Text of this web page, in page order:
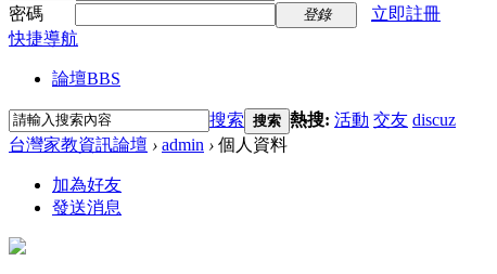
密碼
登錄
立即註冊
快捷導航
論壇BBS
搜索 搜索 熱搜: 活動 交友 discuz
台灣家教資訊論壇 › admin › 個人資料
加為好友
發送消息